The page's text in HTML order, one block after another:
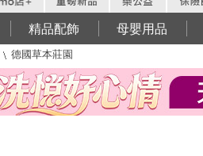
精品配飾 母嬰用品
德國草本莊園